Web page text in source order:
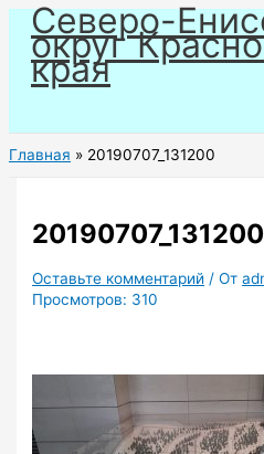
Перейти
содержимому
Северо-
округ
края
Главная 20190707_131200
20190707_131200
Оставьте комментарий / От
Просмотров: 310